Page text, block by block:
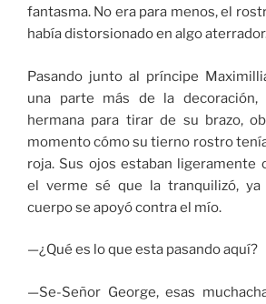
fantasma. No era para menos, el
había distorsionado en algo
Pasando junto al príncipe
una parte más de la
hermana para tirar de su brazo,
momento cómo su tierno rostro
roja. Sus ojos estaban ligeramente
el verme sé que la tranquilizó, ya
cuerpo se apoyó contra el mío.
—¿Qué es lo que esta pasando aquí?
—Se-Señor George, esas